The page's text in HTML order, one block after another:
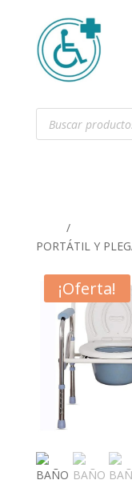
Búsqueda
productos
/
PORTÁTIL Y
¡Oferta!